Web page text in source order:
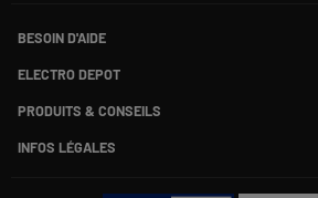
BESOIN D'AIDE
Suivre ma commande
Modifier ou annuler ma commande
SAV
Payer en plusieurs fois
ELECTRO DEPOT
Rejoignez-nous !
PRODUITS & CONSEILS
Nos marques
Les avis du site
INFOS LÉGALES